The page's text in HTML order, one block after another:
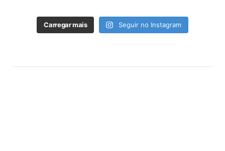
Carregar mais Seguir no Instagram